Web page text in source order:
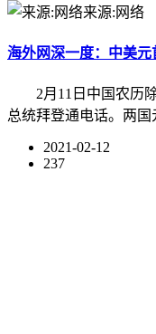
来源:网络
海外网深一度：中美
2月11日中国农历除
总统拜登通电话。两国
2021-02-12
237